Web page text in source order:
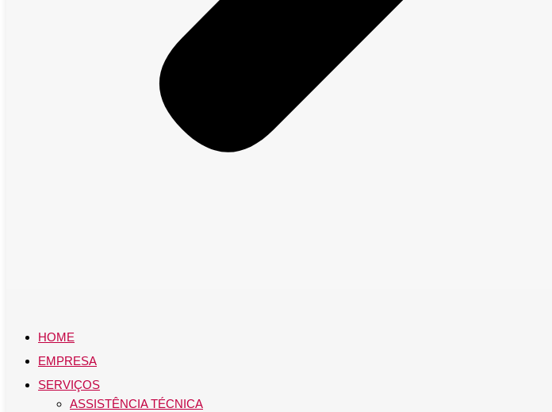
HOME
EMPRESA
SERVIÇOS
ASSISTÊNCIA TÉCNICA